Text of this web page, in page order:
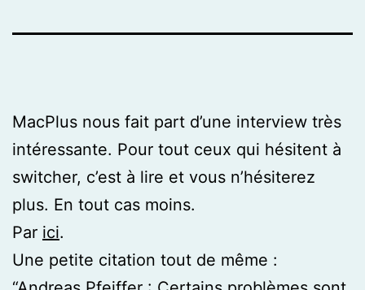
MacPlus nous fait part d’une interview très
intéressante. Pour tout ceux qui hésitent à
switcher, c’est à lire et vous n’hésiterez
plus. En tout cas moins.
Par ici.
Une petite citation tout de même :